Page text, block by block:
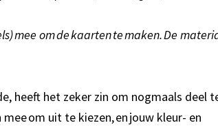
mee om de kaarten te maken. De
heeft het zeker zin om nogmaals deel
om uit te kiezen, en jouw kleur- en